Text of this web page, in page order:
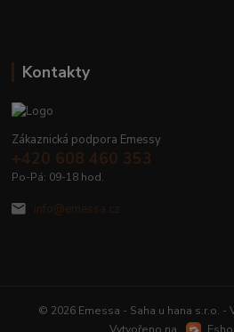
Kontakty
Zákaznická podpora Emessy
+420 608 460 353
Po-Pá: 09-18 hod.
info@emessa.cz
© 2026 Emessa - Saha u hana s.r.o. -